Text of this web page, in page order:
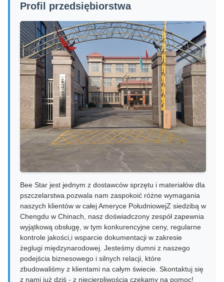
Profil przedsiębiorstwa
Bee Star jest jednym z dostawców sprzętu i materiałów dla
pszczelarstwa.pozwala nam zaspokoić różne wymagania
naszych klientów w całej Ameryce PołudniowejZ siedzibą w
Chengdu w Chinach, nasz doświadczony zespół zapewnia
wyjątkową obsługę, w tym konkurencyjne ceny, regularne
kontrole jakości,i wsparcie dokumentacji w zakresie
żeglugi międzynarodowej. Jesteśmy dumni z naszego
podejścia biznesowego i silnych relacji, które
zbudowaliśmy z klientami na całym świecie. Skontaktuj się
z nami już dziś - z niecierpliwością czekamy na pomoc!